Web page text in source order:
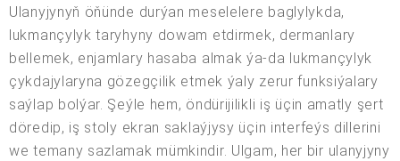
Ulanyjynyň öňünde durýan meselelere baglylykda,
lukmançylyk taryhyny dowam etdirmek, dermanlary
bellemek, enjamlary hasaba almak ýa-da lukmançylyk
çykdajylaryna gözegçilik etmek ýaly zerur funksiýalary
saýlap bolýar. Şeýle hem, öndürijilikli iş üçin amatly şert
döredip, iş stoly ekran saklaýjysy üçin interfeýs dillerini
we temany sazlamak mümkindir. Ulgam, her bir ulanyjyny